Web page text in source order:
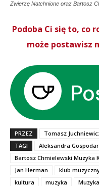
Zwierzę Natchnione oraz Bartosz
Podoba Ci się to, co
może postawisz
PRZEZ
Tomasz
TAGI
Aleksandra
Bartosz Chmielewski Muzyka
Jan Herman
klub
kultura
muzyka